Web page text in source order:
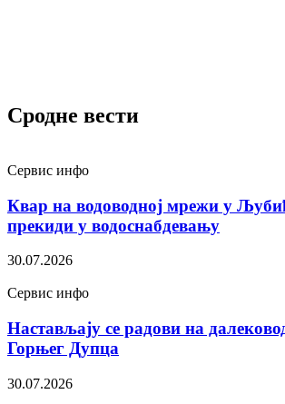
Сродне вести
Сервис инфо
Квар на водоводној мрежи у
прекиди у водоснабдевању
30.07.2026
Сервис инфо
Настављају се радови на
Горњег Дупца
30.07.2026